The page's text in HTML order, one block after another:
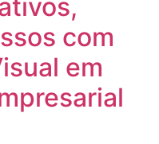
com
em